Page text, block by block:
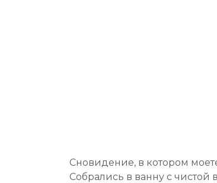
Сновидение, в котором
Собрались в ванну с чистой